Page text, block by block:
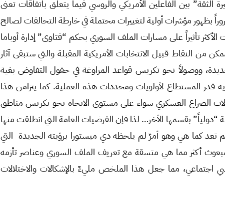
الثقة” بين الفاعلين الأمريكي والروسي فيما يتعلق باتفاقات تعنى
بظهور مؤشرات أولية لتغييرات محتملة في خارطة التحالفات لصالح
الأكثر تأثيراً على مسارات الملف السوري بحكم “فتاوى” إدارة أوباما
النقاط قبيل الانتخابات الأمريكية المقبلة والتي ستبقى آثار
ووصولاً نحو تكريس قواعد المراوغة في حقول التفاوض بغية
المستطاع لأولويات ومحددات هذه العملية. كما يتزامن هذا
الصراع العسكري سواء على مستوى الاتجاه نحو تكريس مناطق
بقسمها الأخر… لذا فإن الفرضيات العامة التي انطلقت منها
كما هي وهو أمرٌ لم يلحظه دي ميستورا برؤيته الجديدة التي
أكثر مما هي متسقة مع تعريف الملف السوري وعناصر تأزمه
مما جعل هذا الملخص مليءٌ بالإشكالات والاختلالات